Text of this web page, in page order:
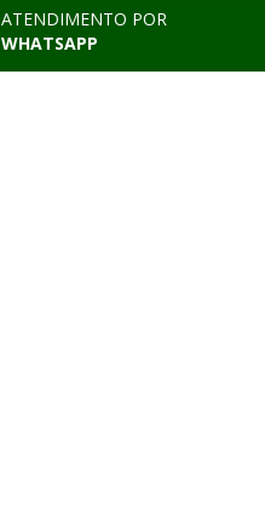
ATENDIMENTO POR
WHATSAPP